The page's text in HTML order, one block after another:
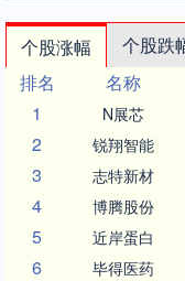
个股涨幅 个股跌
排名
名称
1
N展芯
2 锐翔智能
3 志特新材
4 博腾股份
5 近岸蛋白
6 毕得医药